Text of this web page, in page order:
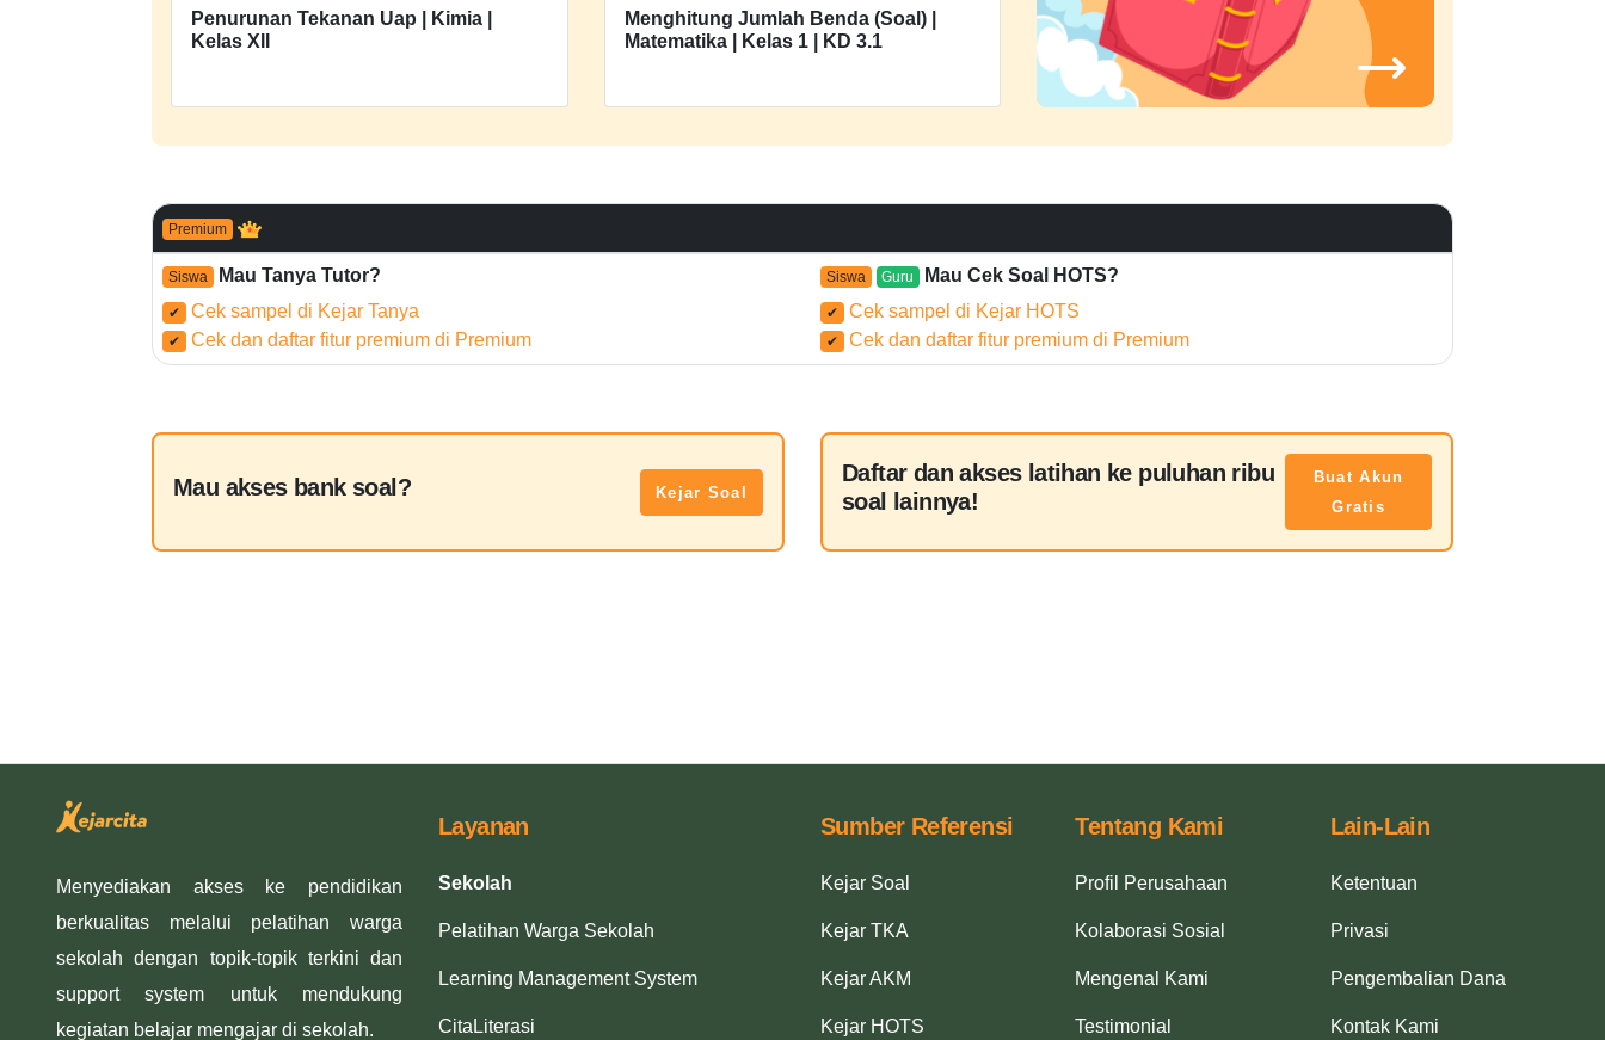
Penurunan Tekanan Uap | Kimia |
Kelas XII
Menghitung Jumlah Benda (Soal) |
Matematika | Kelas 1 | KD 3.1
Premium
Siswa Mau Tanya Tutor?
✔ Cek sampel di Kejar Tanya
✔ Cek dan daftar fitur premium di Premium
Siswa Guru Mau Cek Soal HOTS?
✔ Cek sampel di Kejar HOTS
✔ Cek dan daftar fitur premium di Premium
Mau akses bank soal? Kejar Soal
Daftar dan akses latihan ke puluhan ribu
soal lainnya!
Buat Akun
Gratis
Menyediakan akses ke pendidikan
berkualitas melalui pelatihan warga
sekolah dengan topik-topik terkini dan
support system untuk mendukung
kegiatan belajar mengajar di sekolah.
Layanan
Sekolah
Pelatihan Warga Sekolah
Learning Management System
CitaLiterasi
Sumber Referensi
Kejar Soal
Kejar TKA
Kejar AKM
Kejar HOTS
Tentang Kami
Profil Perusahaan
Kolaborasi Sosial
Mengenal Kami
Testimonial
Lain-Lain
Ketentuan
Privasi
Pengembalian Dana
Kontak Kami